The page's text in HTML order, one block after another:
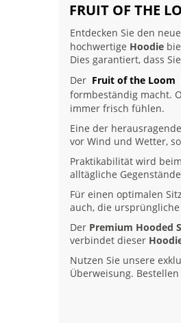
FRUIT OF THE
Entdecken Sie den
hochwertige Hoodie
Dies garantiert, dass
Der Fruit of the Loom
formbeständig macht.
immer frisch fühlen.
Eine der
vor Wind und Wetter,
Praktikabilität wird beim
alltägliche
Für einen optimalen
auch, die ursprüngliche
Der Premium Hooded
verbindet dieser
Nutzen Sie unsere
Überweisung.